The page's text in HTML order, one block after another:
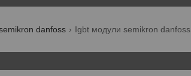
danfoss Igbt модули semikron danfoss